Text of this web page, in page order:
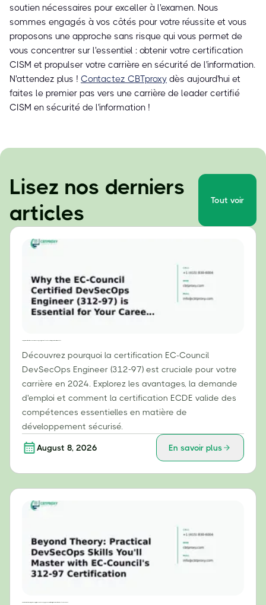
soutien nécessaires pour exceller à l'examen. Nous
sommes engagés à vos côtés pour votre réussite et vous
proposons une approche sans risque qui vous permet de
vous concentrer sur l'essentiel : obtenir votre certification
CISM et propulser votre carrière en sécurité de l'information.
N'attendez plus ! Contactez CBTproxy dès aujourd'hui et
faites le premier pas vers une carrière de leader certifié
CISM en sécurité de l'information !
Lisez nos derniers
articles
Tout voir
Découvrez pourquoi la certification EC-Council
DevSecOps Engineer (312-97) est cruciale pour votre
carrière en 2024. Explorez les avantages, la demande
d'emploi et comment la certification ECDE valide des
compétences essentielles en matière de
développement sécurisé.
August 8, 2026 En savoir plus